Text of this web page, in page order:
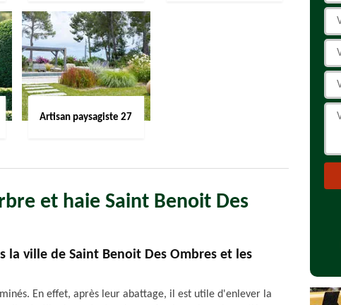
Artisan paysagiste 27
et haie Saint Benoit Des
la ville de Saint Benoit Des Ombres et les
En effet, après leur abattage, il est utile d'enlever la